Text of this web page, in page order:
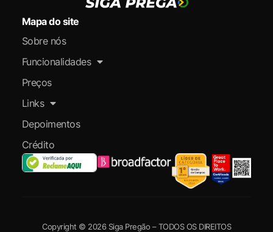
Mapa do site
Sobre nós
Funcionalidades
Preços
Links
Depoimentos
Crédito
Copyright © 2026 Siga Pregão – TODOS OS DIREITOS